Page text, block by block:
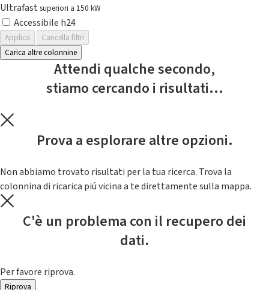
Ultrafast superiori a 150 kW
Accessibile h24
Applica
Cancella filtri
Carica altre colonnine
Attendi qualche secondo,
stiamo cercando i risultati...
Prova a esplorare altre opzioni.
Non abbiamo trovato risultati per la tua ricerca. Trova la
colonnina di ricarica piú vicina a te direttamente sulla mappa.
C'è un problema con il recupero dei
dati.
Per favore riprova.
Riprova